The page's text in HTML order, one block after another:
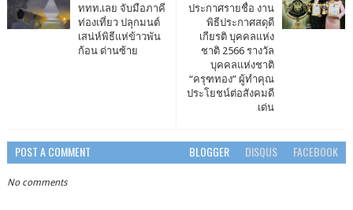
ประกาศรายชื่อ งาน
พิธีประกาศสดุดี
เกียรติ บุคคลแห่ง
ชาติ 2566 รางวัล
บุคคลแห่งชาติ
“ครุฑทอง” ผู้ทำคุณ
ประโยชน์ต่อสังคมดี
เด่น
ททท.เลย จับมือภาคี
ท่องเที่ยว ปลุกมนต์
เสน่ห์พิธีแห่ข้าวพัน
ก้อน ด่านซ้าย
POST A COMMENT BLOGGER DISQUS FACEBOOK
No comments